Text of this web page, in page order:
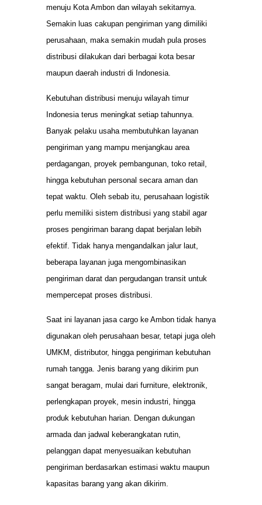
menuju Kota Ambon dan wilayah sekitarnya.
Semakin luas cakupan pengiriman yang dimiliki
perusahaan, maka semakin mudah pula proses
distribusi dilakukan dari berbagai kota besar
maupun daerah industri di Indonesia.
Kebutuhan distribusi menuju wilayah timur
Indonesia terus meningkat setiap tahunnya.
Banyak pelaku usaha membutuhkan layanan
pengiriman yang mampu menjangkau area
perdagangan, proyek pembangunan, toko retail,
hingga kebutuhan personal secara aman dan
tepat waktu. Oleh sebab itu, perusahaan logistik
perlu memiliki sistem distribusi yang stabil agar
proses pengiriman barang dapat berjalan lebih
efektif. Tidak hanya mengandalkan jalur laut,
beberapa layanan juga mengombinasikan
pengiriman darat dan pergudangan transit untuk
mempercepat proses distribusi.
Saat ini layanan jasa cargo ke Ambon tidak hanya
digunakan oleh perusahaan besar, tetapi juga oleh
UMKM, distributor, hingga pengiriman kebutuhan
rumah tangga. Jenis barang yang dikirim pun
sangat beragam, mulai dari furniture, elektronik,
perlengkapan proyek, mesin industri, hingga
produk kebutuhan harian. Dengan dukungan
armada dan jadwal keberangkatan rutin,
pelanggan dapat menyesuaikan kebutuhan
pengiriman berdasarkan estimasi waktu maupun
kapasitas barang yang akan dikirim.